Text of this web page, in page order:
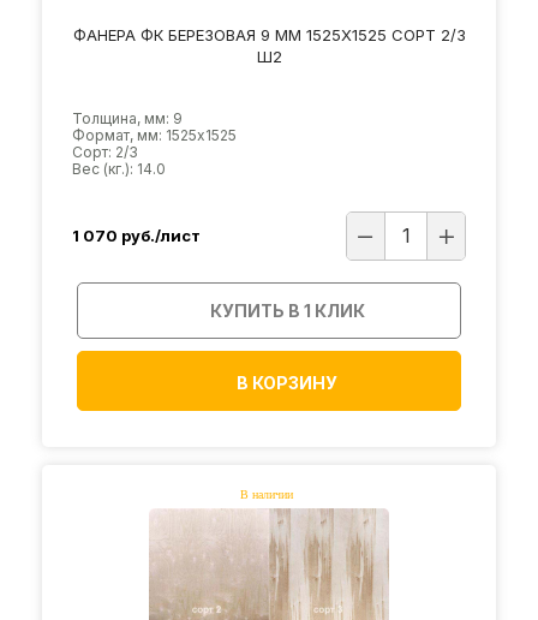
ФАНЕРА ФК БЕРЕЗОВАЯ 9 ММ 1525Х1525 СОРТ 2/3
Ш2
Толщина, мм: 9
Формат, мм: 1525х1525
Сорт: 2/3
Вес (кг.): 14.0
1 070 руб./лист
КУПИТЬ В 1 КЛИК
В КОРЗИНУ